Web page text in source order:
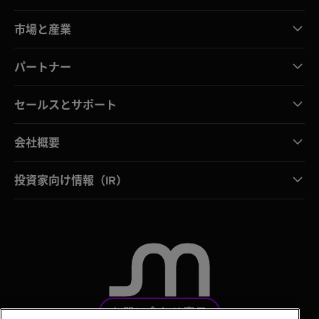
市場と産業
パートナー
セールスとサポート
会社概要
投資家向け情報（IR）
お問い合わせ窓口